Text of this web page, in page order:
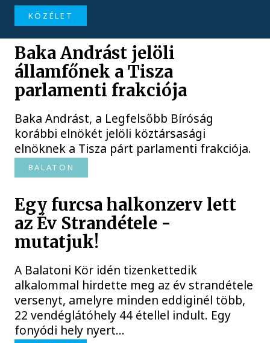
KÖZÉLET
Baka Andrást jelöli
államfőnek a Tisza
parlamenti frakciója
Baka Andrást, a Legfelsőbb Bíróság
korábbi elnökét jelöli köztársasági
elnöknek a Tisza párt parlamenti frakciója.
BALATON
Egy furcsa halkonzerv lett
az Év Strandétele -
mutatjuk!
A Balatoni Kör idén tizenkettedik
alkalommal hirdette meg az év strandétele
versenyt, amelyre minden eddiginél több,
22 vendéglátóhely 44 étellel indult. Egy
fonyódi hely nyert...